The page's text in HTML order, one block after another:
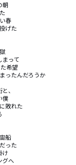
朝
春
げた
まって
希望
ったんだろうか
、
僕
敗れた
船
った
け
グへ